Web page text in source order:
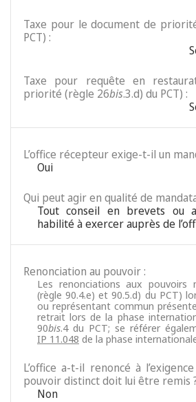
Taxe pour le document de
PCT) :
Taxe pour requête en
priorité (règle 26bis.3.d) du PCT) :
L’office récepteur exige-t-il un
Oui
Qui peut agir en qualité de
Tout conseil en brevets ou
habilité à exercer auprès de
Renonciation au pouvoir :
Les renonciations aux pouvoirs
(règle 90.4.e) et 90.5.d) du PCT)
ou représentant commun
retrait lors de la phase
90bis.4 du PCT; se référer
IP 11.048 de la phase
L’office a-t-il renoncé à
pouvoir distinct doit lui être remis
Non